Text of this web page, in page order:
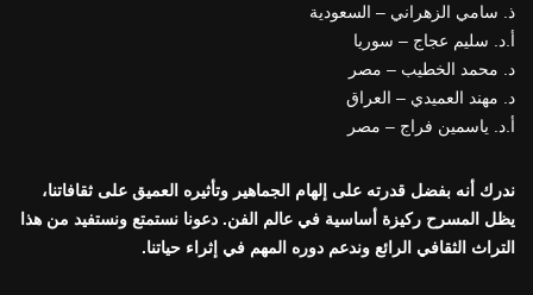
ذ. سامي الزهراني – السعودية
أ.د. سليم عجاج – سوريا
د. محمد الخطيب – مصر
د. مهند العميدي – العراق
أ.د. ياسمين فراج – مصر
ندرك أنه بفضل قدرته على إلهام الجماهير وتأثيره العميق على ثقافاتنا،
يظل المسرح ركيزة أساسية في عالم الفن. دعونا نستمتع ونستفيد من هذا
التراث الثقافي الرائع وندعم دوره المهم في إثراء حياتنا.